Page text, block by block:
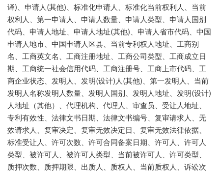
译)、申请人(其他)、标准化申请人、标准化当前权利人、当前
权利人、第一申请人、申请人数量、申请人类型、申请人国别
代码、申请人地址、申请人地址(其他)、申请人省市代码、中国
申请人地市、中国申请人区县、当前专利权人地址、工商别
名、工商英文名、工商注册地址、工商公司类型、工商成立日
期、工商统一社会信用代码、工商注册号、工商上市代码、工
商企业状态、发明人、发明(设计)人(其他)、第一发明人、当前
发明人名称发明人数量、发明人国别、发明人地址、发明(设计)
人地址（其他）、代理机构、代理人、审查员、受让人地址、
专利有效性、法律文书日期、法律文书编号、复审请求人、无
效请求人、复审决定、复审无效决定日、复审无效法律依据、
标准受让人、许可次数、许可合同备案日期、许可人、许可人
类型、被许可人、被许可人类型、当前被许可人、许可类型、
质押次数、质押期限、出质人、质权人、当前质权人、诉讼次